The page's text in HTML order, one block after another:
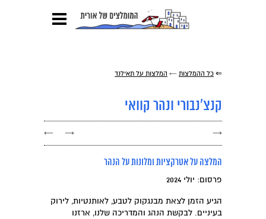
⇐ כל ההמלצות ← המלצות על תאילנד
קנצ'נבורי ונהר קוואי
→
→
←
המלצה על אטרקציות ומלונות על הנהר
פרסום: יולי 2024
הגיע הזמן לצאת מבנגקוק לטבע, לאותנטיות, לירוק
בעיניים. לבקשת הנהג והמדריכה שלנו, ארזנו